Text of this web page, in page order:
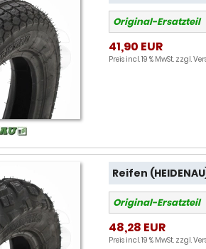
Original-Ersatzteil
41,90 EUR
Preis incl. 19 % MwSt. zzgl.
Reifen
Original-Ersatzteil
48,28 EUR
Preis incl. 19 % MwSt. zzgl.